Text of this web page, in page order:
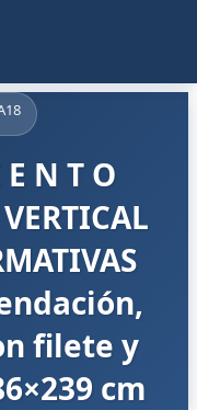
N T O
filete y
cm